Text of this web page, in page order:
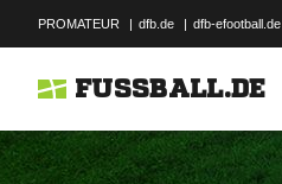
PROMATEUR | dfb.de | dfb-efootball.de
FUSSBALL.DE